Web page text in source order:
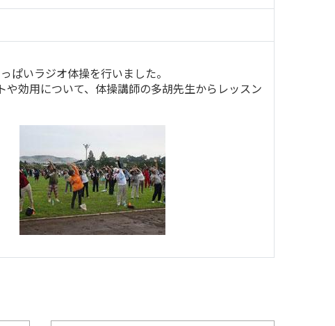
ぱいラジオ体操を行いました。
効用について、体操講師の多胡先生からレッスン